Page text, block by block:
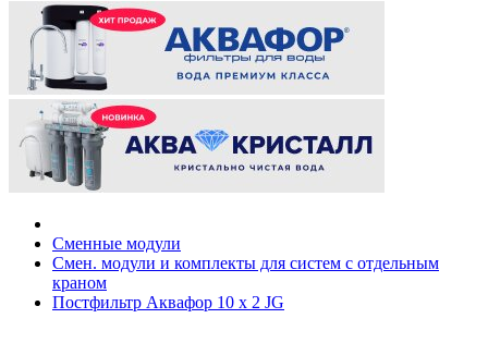
Сменные модули
Смен. модули и комплекты для систем с отдельным
краном
Постфильтр Аквафор 10 x 2 JG